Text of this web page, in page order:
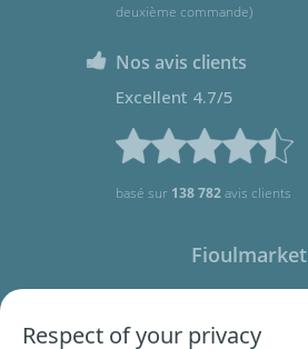
deuxième commande)
Nos avis clients
Excellent 4.7/5
basé sur 138 782avis clients
Fioulmarket
Respect of your privacy